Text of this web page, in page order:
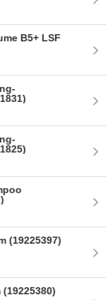
B5+ LSF
(19225397)